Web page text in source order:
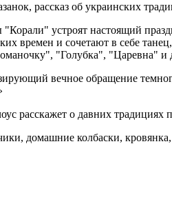
рассказ об украинских
устроят настоящий
времен и сочетают в себе
"Голубка", "Царевна" и
вечное обращение
расскажет о давних
домашние колбаски,